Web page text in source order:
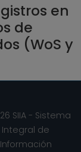
en
de
(WoS y
SIIA - Sistema
Integral de
Información